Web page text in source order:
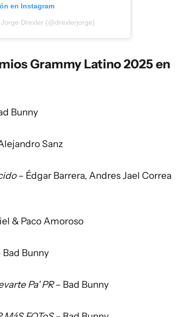
en Instagram
Drexler (@drexlerjorge)
Grammy Latino 2025 en
Bunny
Sanz
– Édgar Barrera, Andres Jael Correa
& Paco Amoroso
Bad Bunny
Pa' PR– Bad Bunny